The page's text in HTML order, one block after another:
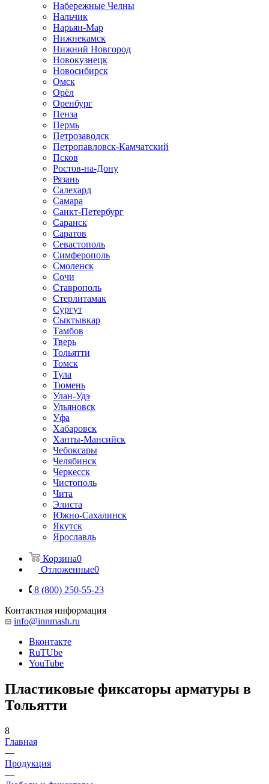
Набережные Челны
Нальчик
Нарьян-Мар
Нижнекамск
Нижний Новгород
Новокузнецк
Новосибирск
Омск
Орёл
Оренбург
Пенза
Пермь
Петрозаводск
Петропавловск-Камчатский
Псков
Ростов-на-Дону
Рязань
Салехард
Самара
Санкт-Петербург
Саранск
Саратов
Севастополь
Симферополь
Смоленск
Сочи
Ставрополь
Стерлитамак
Сургут
Сыктывкар
Тамбов
Тверь
Тольятти
Томск
Тула
Тюмень
Улан-Удэ
Ульяновск
Уфа
Хабаровск
Ханты-Мансийск
Чебоксары
Челябинск
Черкесск
Чистополь
Чита
Элиста
Южно-Сахалинск
Якутск
Ярославль
Корзина0
Отложенные0
8 (800) 250-55-23
Контактная информация
info@innmash.ru
Вконтакте
RuTUbe
YouTube
Пластиковые фиксаторы арматуры в
Тольятти
8
Главная
—
Продукция
—